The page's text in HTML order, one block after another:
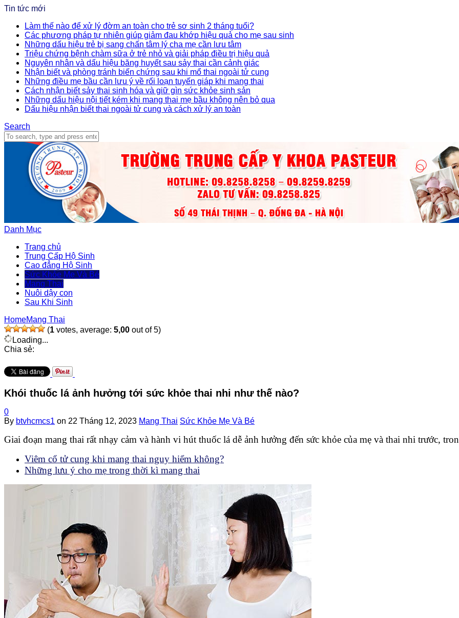
Tin tức mới
Làm thế nào để xử lý đờm an toàn cho trẻ sơ sinh 2 tháng tuổi?
Các phương pháp tự nhiên giúp giảm đau khớp hiệu quả cho mẹ sau sinh
Những dấu hiệu trẻ bị sang chấn tâm lý cha mẹ cần lưu tâm
Triệu chứng bệnh chàm sữa ở trẻ nhỏ và giải pháp điều trị hiệu quả
Nguyên nhân và dấu hiệu băng huyết sau sảy thai cần cảnh giác
Nhận biết và phòng tránh biến chứng sau khi mổ thai ngoài tử cung
Những điều mẹ bầu cần lưu ý về rối loạn tuyến giáp khi mang thai
Cách nhận biết sảy thai sinh hóa và giữ gìn sức khỏe sinh sản
Những dấu hiệu nội tiết kém khi mang thai mẹ bầu không nên bỏ qua
Dấu hiệu nhận biết thai ngoài tử cung và cách xử lý an toàn
Search
Danh Mục
Trang chủ
Trung Cấp Hộ Sinh
Cao đẳng Hộ Sinh
Sức Khỏe Mẹ Và Bé
Mang Thai
Nuôi dậy con
Sau Khi Sinh
HomeMang Thai
(1 votes, average: 5,00 out of 5)
Loading...
Chia sẻ:
Khói thuốc lá ảnh hưởng tới sức khỏe thai nhi như thế nào?
0
By btvhcmcs1 on 22 Tháng 12, 2023 Mang Thai Sức Khỏe Mẹ Và Bé
Giai đoạn mang thai rất nhạy cảm và hành vi hút thuốc lá dễ ảnh hưởng đến sức khỏe của mẹ và thai nhi trước,
Viêm cổ tử cung khi mang thai nguy hiểm không?
Những lưu ý cho mẹ trong thời kì mang thai